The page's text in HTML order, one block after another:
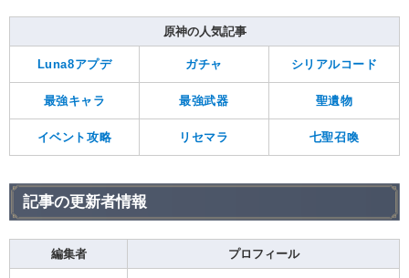
原神の人気記事
Luna8アプデ ガチャ シリアルコード
最強キャラ 最強武器 聖遺物
イベント攻略 リセマラ 七聖召喚
記事の更新者情報
編集者 プロフィール